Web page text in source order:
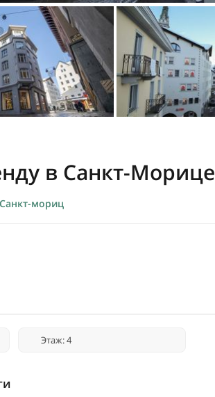
в Санкт-Морице
Санкт-мориц
Этаж: 4